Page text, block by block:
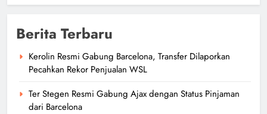
Berita Terbaru
Kerolin Resmi Gabung Barcelona, Transfer Dilaporkan
Pecahkan Rekor Penjualan WSL
Ter Stegen Resmi Gabung Ajax dengan Status Pinjaman
dari Barcelona